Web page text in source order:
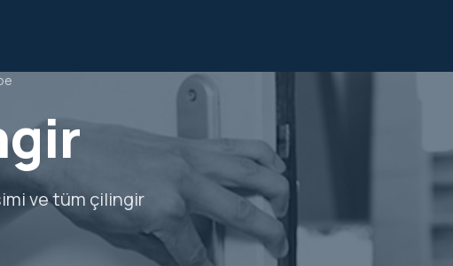
ve tüm çilingir